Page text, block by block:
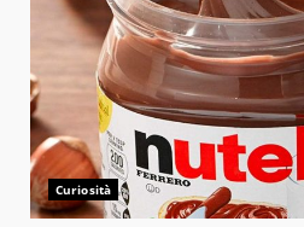
Curiosità